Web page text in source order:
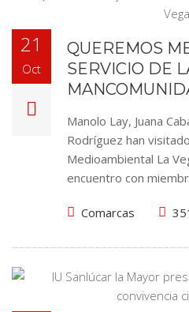
21
Oct
QUEREMOS
SERVICIO DE
Manolo Lay, Juana
Rodríguez han
Medioambiental La
encuentro con
Comarcas